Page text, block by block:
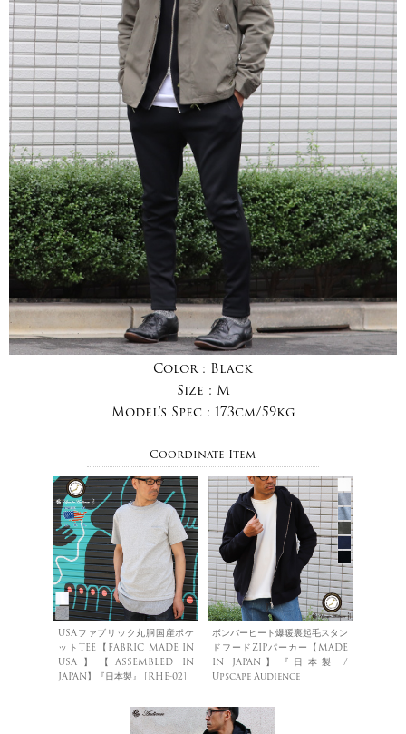
Color : Black
Size : M
Model's Spec : 173cm/59kg
Coordinate Item
USAファブリック丸胴国産ポケ
ットTEE【FABRIC MADE IN
USA】【ASSEMBLED IN
JAPAN】『日本製』 [RHE-02]
ボンバーヒート爆暖裏起毛スタン
ドフードZIPパーカー【MADE
IN JAPAN】『日本製 /
Upscape Audience